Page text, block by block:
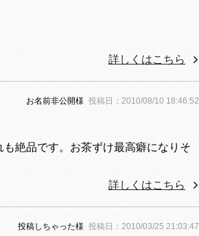
詳しくはこちら
お名前非公開様 投稿日：2010/08/10 18:46:52
絶品です。お茶ずけ最高癖になりそ
詳しくはこちら
投稿しちゃった様 投稿日：2010/03/25 21:03:47